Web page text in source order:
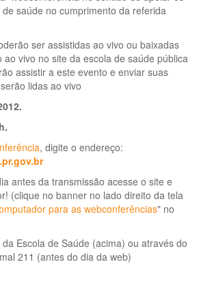
saúde no cumprimento da referida
ser assistidas ao vivo ou baixadas
ao vivo no site da escola de saúde pública
assistir a este evento e enviar suas
lidas ao vivo
, digite o endereço:
antes da transmissão acesse o site e
(clique no banner no lado direito da tela
para as webconferências" no
Escola de Saúde (acima) ou através do
211 (antes do dia da web)